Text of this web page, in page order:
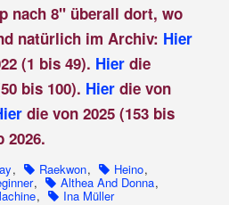
nach 8" überall dort, wo
natürlich im Archiv: Hier
(1 bis 49). Hierdie
bis 100). Hier die von
die von 2025 (153 bis
2026.
, Raekwon, Heino,
, Althea And Donna,
, Ina Müller